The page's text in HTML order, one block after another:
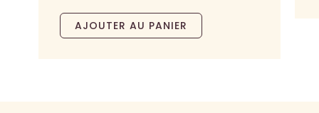
AJOUTER AU PANIER